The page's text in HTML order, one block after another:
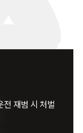
재범 시 처벌